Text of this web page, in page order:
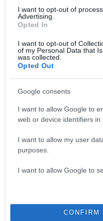
I want to opt-out of
Advertising.
Opted In
I want to opt-out of
of my Personal Data that
was collected.
Opted Out
Google consents
I want to allow Google to
web or device identifiers in
I want to allow my user
purposes.
I want to allow Google to
CONFIRM
. Το site προστατεύεται από